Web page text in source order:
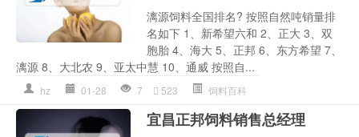
漓源饲料全国排名? 按照自然吨销量排
名如下 1、新希望六和 2、正大 3、双
胞胎 4、海大 5、正邦 6、东方希望 7、
漓源 8、大北农 9、亚太中慧 10、通威 按照自...
hz 01-28 7 523 饲料百科
宜昌正邦饲料销售总经理